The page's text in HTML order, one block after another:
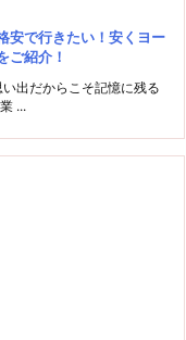
安で行きたい！安くヨー
ご紹介！
出だからこそ記憶に残る
...